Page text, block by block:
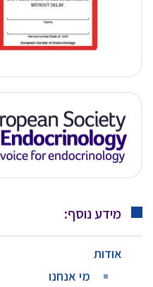
מידע נוסף:
אודות
מי אנחנו